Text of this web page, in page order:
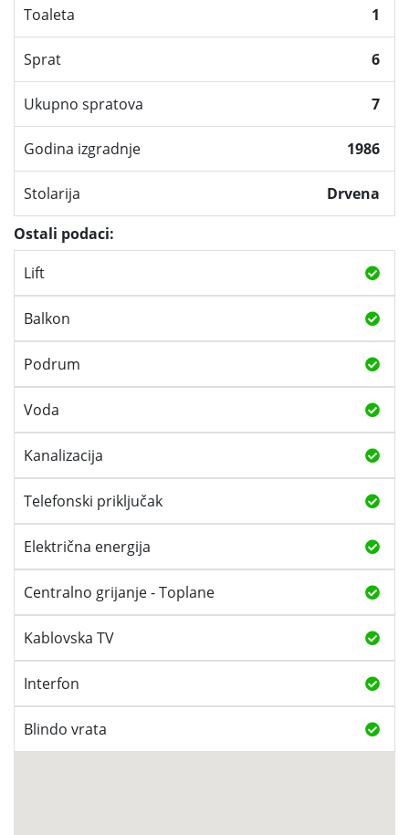
Toaleta 1
Sprat 6
Ukupno spratova 7
Godina izgradnje 1986
Stolarija
Drvena
Ostali podaci:
Lift
Balkon
Podrum
Voda
Kanalizacija
Telefonski priključak
Električna energija
Centralno grijanje - Toplane
Kablovska TV
Interfon
Blindo vrata